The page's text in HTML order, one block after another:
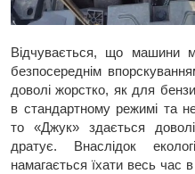
Відчувається, що машини
безпосереднім
доволі жорстко, як для
в стандартному режимі та
то «Джук» здається
дратує. Внаслідок
намагається їхати весь час